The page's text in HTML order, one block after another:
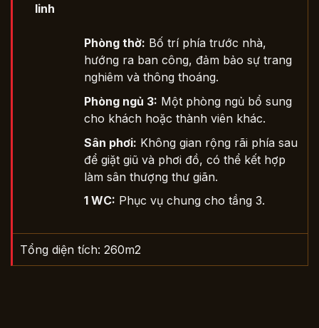
linh
Phòng thờ: Bố trí phía trước nhà,
hướng ra ban công, đảm bảo sự trang
nghiêm và thông thoáng.
Phòng ngủ 3: Một phòng ngủ bổ sung
cho khách hoặc thành viên khác.
Sân phơi: Không gian rộng rãi phía sau
để giặt giũ và phơi đồ, có thể kết hợp
làm sân thượng thư giãn.
1 WC: Phục vụ chung cho tầng 3.
Tổng diện tích: 260m2